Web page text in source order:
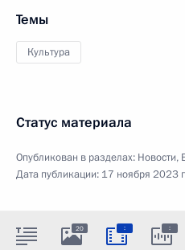
Темы
Культура
Статус материала
Опубликован в разделах: Новости,
Дата публикации: 17 ноября 2023
20 : :